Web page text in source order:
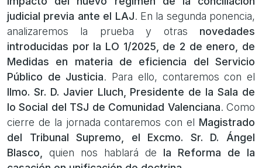
judicial previa ante el LAJ. En la segunda ponencia,
analizaremos la prueba y otras novedades
introducidas por la LO 1/2025, de 2 de enero, de
Medidas en materia de eficiencia del Servicio
Público de Justicia. Para ello, contaremos con el
Ilmo. Sr. D. Javier Lluch, Presidente de la Sala de
lo Social del TSJ de Comunidad Valenciana. Como
cierre de la jornada contaremos con el Magistrado
del Tribunal Supremo, el Excmo. Sr. D. Ángel
Blasco, quien nos hablará de la Reforma de la